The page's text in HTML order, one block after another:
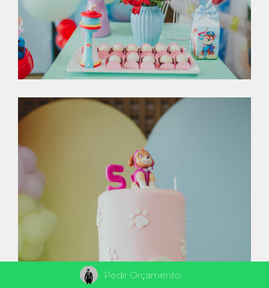
Pedir Orçamento